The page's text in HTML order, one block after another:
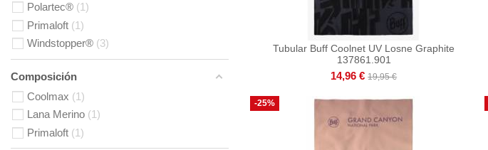
Tubular Buff Coolnet UV Losne Graphite
137861.901
14,96 € 19,95 €
-25%
Polartec®
1
Primaloft
1
Windstopper® 3
Composición
Coolmax
1
Lana Merino
1
Primaloft
1